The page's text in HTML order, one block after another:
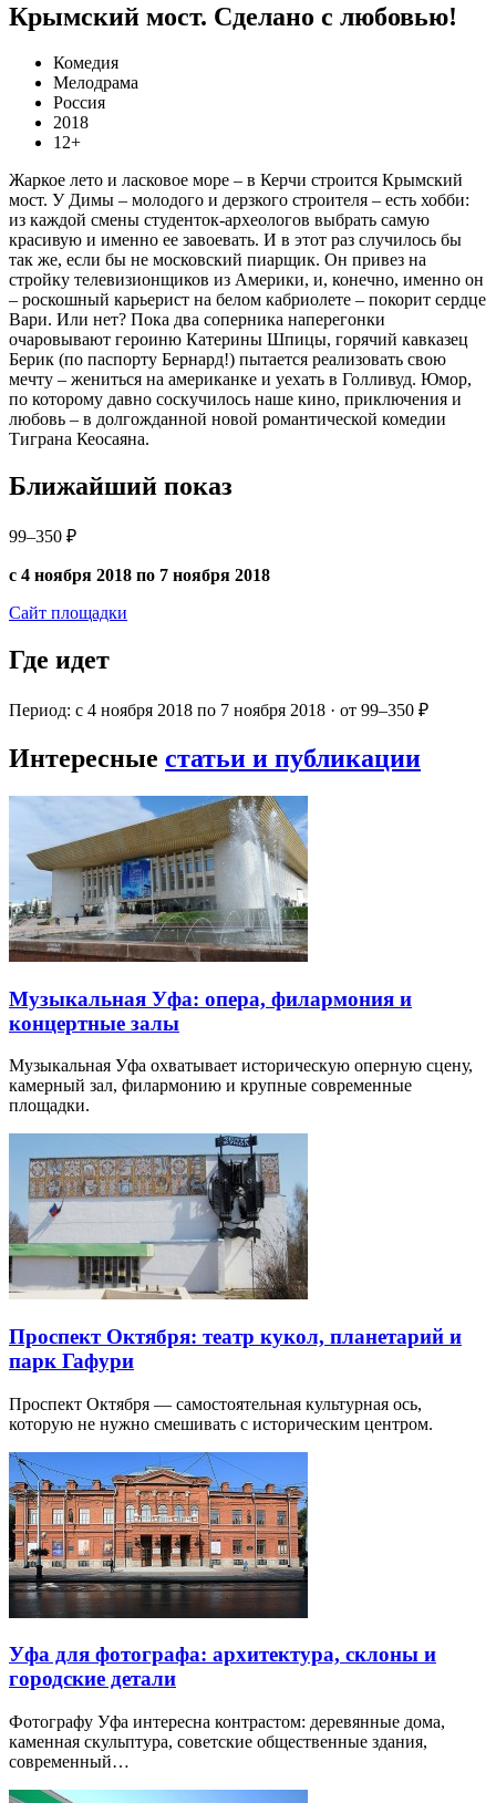
Крымский мост. Сделано с любовью!
Комедия
Мелодрама
Россия
2018
12+
Жаркое лето и ласковое море – в Керчи строится Крымский
мост. У Димы – молодого и дерзкого строителя – есть хобби:
из каждой смены студенток-археологов выбрать самую
красивую и именно ее завоевать. И в этот раз случилось бы
так же, если бы не московский пиарщик. Он привез на
стройку телевизионщиков из Америки, и, конечно, именно он
– роскошный карьерист на белом кабриолете – покорит сердце
Вари. Или нет? Пока два соперника наперегонки
очаровывают героиню Катерины Шпицы, горячий кавказец
Берик (по паспорту Бернард!) пытается реализовать свою
мечту – жениться на американке и уехать в Голливуд. Юмор,
по которому давно соскучилось наше кино, приключения и
любовь – в долгожданной новой романтической комедии
Тиграна Кеосаяна.
Ближайший показ
99–350 ₽
с 4 ноября 2018 по 7 ноября 2018
Сайт площадки
Где идет
Период: с 4 ноября 2018 по 7 ноября 2018 · от 99–350 ₽
Интересные статьи и публикации
Музыкальная Уфа: опера, филармония и
концертные залы
Музыкальная Уфа охватывает историческую оперную сцену,
камерный зал, филармонию и крупные современные
площадки.
Проспект Октября: театр кукол, планетарий и
парк Гафури
Проспект Октября — самостоятельная культурная ось,
которую не нужно смешивать с историческим центром.
Уфа для фотографа: архитектура, склоны и
городские детали
Фотографу Уфа интересна контрастом: деревянные дома,
каменная скульптура, советские общественные здания,
современный…